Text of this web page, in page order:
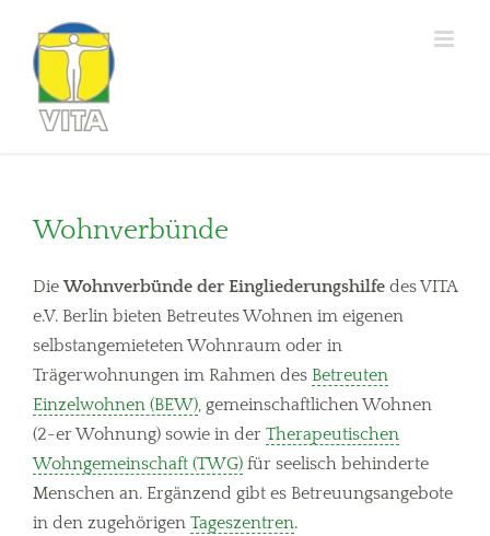
Inhalt
springen
Wohnverbünde
DieWohnverbünde der Eingliederungshilfe des VITA
e.V. Berlin bieten Betreutes Wohnen im eigenen
selbstangemieteten Wohnraum oder in
Trägerwohnungen im Rahmen des Betreuten
Einzelwohnen (BEW), gemeinschaftlichen Wohnen
(2-er Wohnung) sowie in der Therapeutischen
Wohngemeinschaft (TWG) für seelisch behinderte
Menschen an. Ergänzend gibt es Betreuungsangebote
in den zugehörigen Tageszentren.